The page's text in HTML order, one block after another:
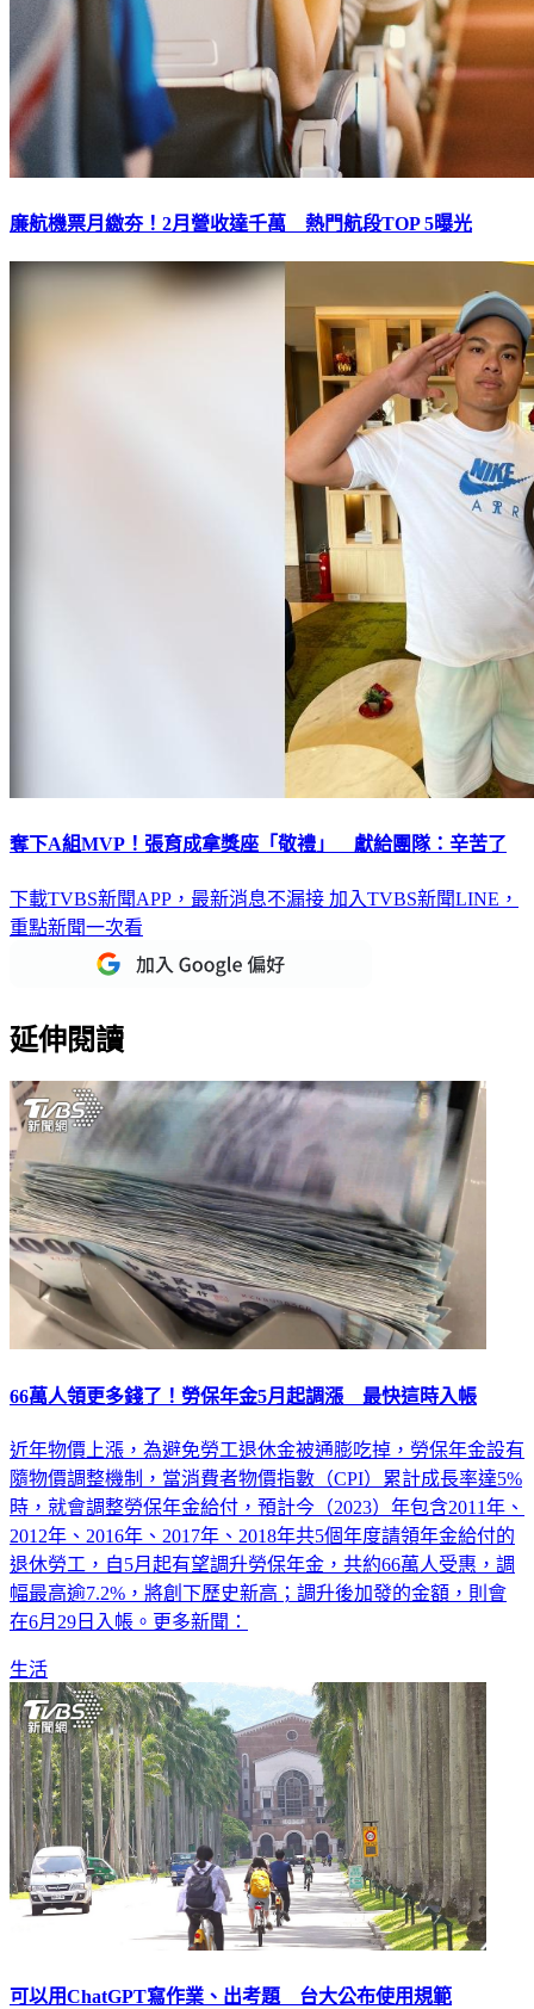
下載TVBS新聞APP，最新消息不漏接
重點新聞一次看
近年物價上漲，為避免勞工退休金被通膨吃掉，勞保年金設有
隨物價調整機制，當消費者物價指數（CPI）累計成長率達5%
時，就會調整勞保年金給付，預計今（2023）年包含2011年、
2012年、2016年、2017年、2018年共5個年度請領年金給付的
退休勞工，自5月起有望調升勞保年金，共約66萬人受惠，調
幅最高逾7.2%，將創下歷史新高；調升後加發的金額，則會
生活